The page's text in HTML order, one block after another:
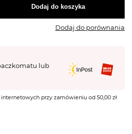
Dodaj do koszyka
Dodaj do porównania
lub
przy zamówieniu od 50,00 zł